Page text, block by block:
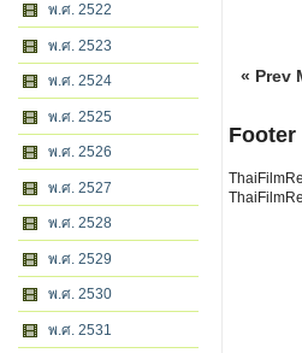
พ.ศ. 2522
พ.ศ. 2523
พ.ศ. 2524
พ.ศ. 2525
พ.ศ. 2526
พ.ศ. 2527
พ.ศ. 2528
พ.ศ. 2529
พ.ศ. 2530
พ.ศ. 2531
« Prev
Footer